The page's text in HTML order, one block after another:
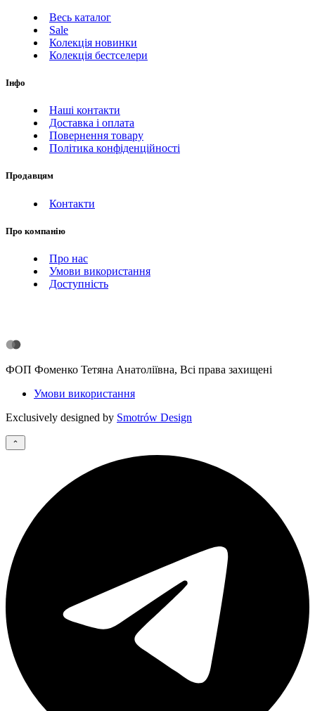
Весь каталог
Sale
Колекція новинки
Колекція бестселери
Інфо
Наші контакти
Доставка і оплата
Повернення товару
Політика конфіденційності
Продавцям
Контакти
Про компанію
Про нас
Умови використання
Доступність
ФОП Фоменко Тетяна Анатоліївна, Всі права захищені
Умови використання
Exclusively designed by Smotrów Design